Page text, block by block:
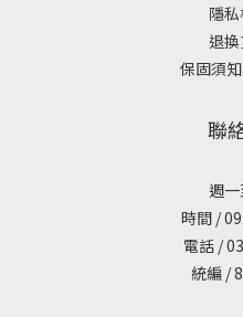
隱
退
保固須
聯
週
時間 /
電話 /
統編 /